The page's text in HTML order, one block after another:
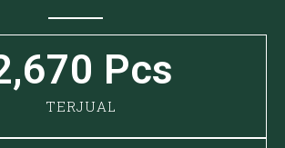
Pcs
TERJUAL